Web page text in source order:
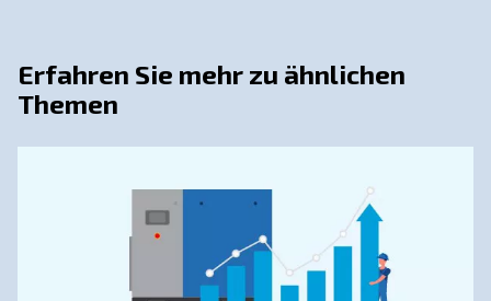
Sie sollten darauf achten, wie viel Kraft Sie benötigen,
Aufgabe in einem bestimmten Zeitrahmen zu
Ihnen bei der Bestimmung des richtigen Drucks für
Obwohl die Nennleistung in kW angegeben ist, um die
Druck (bar) achten.
Darüber hinaus ist es wichtig, auf die Vorteile der
Vergleich zur vaiablen Drehzahlregelung zu achten.